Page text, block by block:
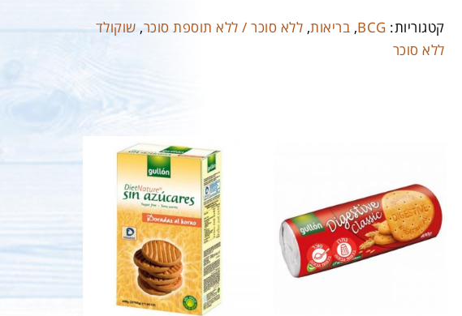
קטגוריות: BCG
, בריאות, ללא סוכר / ללא תוספת סוכר, שוקולד
ללא סוכר